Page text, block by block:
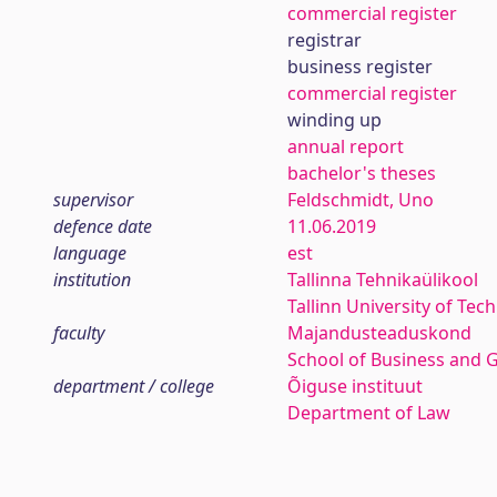
commercial register
registrar
business register
commercial register
winding up
annual report
bachelor's theses
supervisor
Feldschmidt, Uno
defence date
11.06.2019
language
est
institution
Tallinna Tehnikaülikool
Tallinn University of
faculty
Majandusteaduskond
School of Business and
department / college
Õiguse instituut
Department of Law